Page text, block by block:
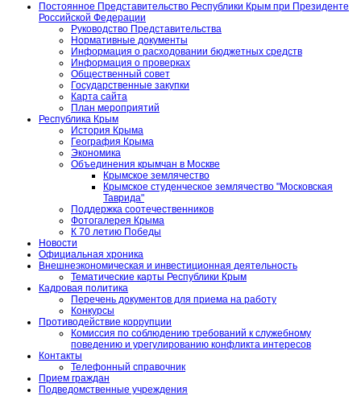
Постоянное Представительство Республики Крым при Президенте
Российской Федерации
Руководство Представительства
Нормативные документы
Информация о расходовании бюджетных средств
Информация о проверках
Общественный совет
Государственные закупки
Карта сайта
План мероприятий
Республика Крым
История Крыма
География Крыма
Экономика
Объединения крымчан в Москве
Крымское землячество
Крымское студенческое землячество "Московская
Таврида"
Поддержка соотечественников
Фотогалерея Крыма
К 70 летию Победы
Новости
Официальная хроника
Внешнеэкономическая и инвестиционная деятельность
Тематические карты Республики Крым
Кадровая политика
Перечень документов для приема на работу
Конкурсы
Противодействие коррупции
Комиссия по соблюдению требований к служебному
поведению и урегулированию конфликта интересов
Контакты
Телефонный справочник
Прием граждан
Подведомственные учреждения